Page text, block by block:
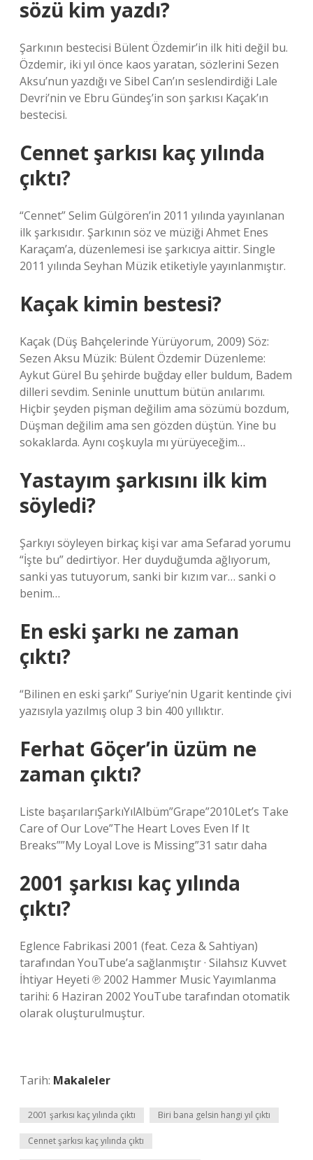
sözü kim yazdı?
Şarkının bestecisi Bülent Özdemir’in ilk hiti değil bu.
Özdemir, iki yıl önce kaos yaratan, sözlerini Sezen
Aksu’nun yazdığı ve Sibel Can’ın seslendirdiği Lale
Devri’nin ve Ebru Gündeş’in son şarkısı Kaçak’ın
bestecisi.
Cennet şarkısı kaç yılında
çıktı?
“Cennet” Selim Gülgören’in 2011 yılında yayınlanan
ilk şarkısıdır. Şarkının söz ve müziği Ahmet Enes
Karaçam’a, düzenlemesi ise şarkıcıya aittir. Single
2011 yılında Seyhan Müzik etiketiyle yayınlanmıştır.
Kaçak kimin bestesi?
Kaçak (Düş Bahçelerinde Yürüyorum, 2009) Söz:
Sezen Aksu Müzik: Bülent Özdemir Düzenleme:
Aykut Gürel Bu şehirde buğday eller buldum, Badem
dilleri sevdim. Seninle unuttum bütün anılarımı.
Hiçbir şeyden pişman değilim ama sözümü bozdum,
Düşman değilim ama sen gözden düştün. Yine bu
sokaklarda. Aynı coşkuyla mı yürüyeceğim…
Yastayım şarkısını ilk kim
söyledi?
Şarkıyı söyleyen birkaç kişi var ama Sefarad yorumu
“İşte bu” dedirtiyor. Her duyduğumda ağlıyorum,
sanki yas tutuyorum, sanki bir kızım var… sanki o
benim…
En eski şarkı ne zaman
çıktı?
“Bilinen en eski şarkı” Suriye’nin Ugarit kentinde çivi
yazısıyla yazılmış olup 3 bin 400 yıllıktır.
Ferhat Göçer’in üzüm ne
zaman çıktı?
Liste başarılarıŞarkıYılAlbüm”Grape”2010Let’s Take
Care of Our Love”The Heart Loves Even If It
Breaks””My Loyal Love is Missing”31 satır daha
2001 şarkısı kaç yılında
çıktı?
Eglence Fabrikasi 2001 (feat. Ceza & Sahtiyan)
tarafından YouTube’a sağlanmıştır · Silahsız Kuvvet
İhtiyar Heyeti ℗ 2002 Hammer Music Yayımlanma
tarihi: 6 Haziran 2002 YouTube tarafından otomatik
olarak oluşturulmuştur.
Tarih: Makaleler
2001 şarkısı kaç yılında çıktı Biri bana gelsin hangi yıl çıktı
Cennet şarkısı kaç yılında çıktı